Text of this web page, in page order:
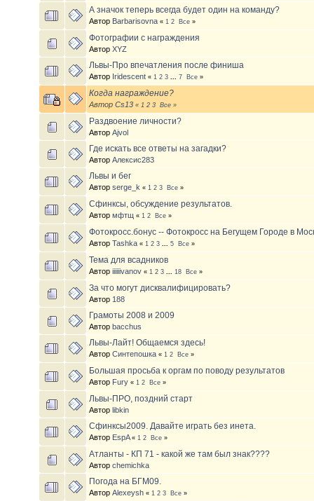
А значок теперь всегда будет один на команду?
Автор Barbarisovna « 1 2 Все »
Фотографии с награждения
АвторXYZ
Львы-Про впечатления после финиша
Автор Iridescent « 1 2 3 ...7 Все »
Когда награждение?
АвторCs13 « 1 2 3 Все »
Раздвоение личности?
АвторAjvol
Где искать все ответы на загадки?
АвторАлексис283
Львы и бег
Авторserge_k « 1 2 3 Все »
Сфинксы, обсуждение результатов.
Автормфтщ « 1 2 Все »
Фотокросс.бонус -- Фотокросс на Бегущем Городе в
АвторTashka « 1 2 3 ...5 Все »
Тема для всадников
Авторiiiiiivanov « 1 2 3 18 Все »
За что могут дисквалифицировать?
Автор 188
Грамоты 2008 и 2009
Авторbacchus
Львы-Лайт! Общаемся здесь!
АвторСинтепошка « 1 2 Все »
Большая просьба к оргам по поводу результатов
Автор Fury « 1 2 Все »
Львы-ПРО, поздний старт
Авторlibkin
Сфинксы2009. Давайте играть без инета.
Автор EspA « 1 2 Все »
Атланты - КП 71 - какой же там был знак????
Авторchemichka
Погода на БГМ09.
АвторAlexeysh « 1 2 3 Все »